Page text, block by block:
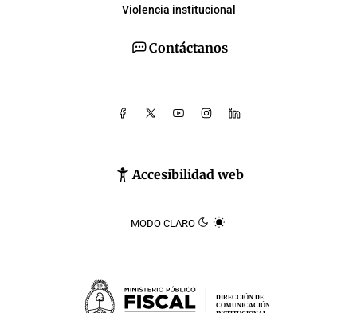
Contáctanos
Accesibilidad web
MODO CLARO
Violencia institucional
DIRECCIÓN DE
COMUNICACIÓN